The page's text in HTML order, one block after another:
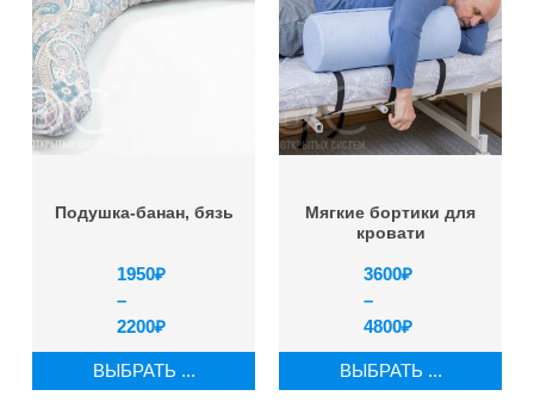
Подушка-банан, бязь
1950₽
–
2200₽
ВЫБРАТЬ ...
Мягкие бортики для
кровати
3600₽
–
4800₽
ВЫБРАТЬ ...